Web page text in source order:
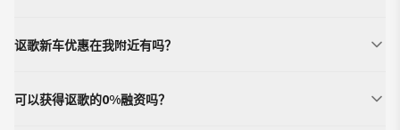
讴歌新车优惠在我附近有吗？
可以获得讴歌的0%融资吗？